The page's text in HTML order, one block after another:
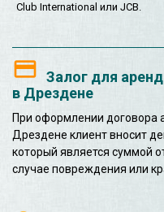
Club International или JCB.
Залог для
в Дрездене
При оформлении договора
Дрездене клиент вносит
который является суммой
случае повреждения или